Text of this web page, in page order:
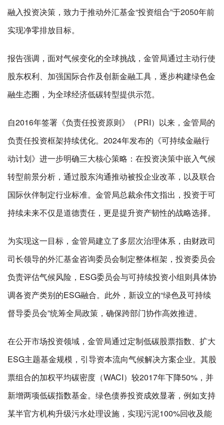
融入投资决策，致力于推动外汇基金“投资组合”于2050年前
实现净零排放目标。
报告强调，面对气候变化的全球挑战，金管局通过主动行使
股东权利、加强国际合作及创新金融工具，逐步构建绿色金
融生态圈，为全球经济低碳转型提供示范。
自2016年签署《负责任投资原则》（PRI）以来，金管局的
负责任投资框架持续优化。2024年发布的《可持续金融行
动计划》进一步明确三大核心策略：在投资决策中嵌入气候
转型前景分析，通过股东沟通推动被投企业改革，以及联合
国际伙伴制定行业标准。金管局总裁余伟文指出，投资于可
持续未来不仅是道德责任，更是提升资产韧性的战略选择。
为实现这一目标，金管局建立了多层次治理体系，由财政司
司长领导的外汇基金咨询委员会制定整体框架，投资委员会
负责评估气候风险，ESG委员会与可持续投资小组则具体协
调各资产类别的ESG融合。此外，新设立的“绿色及可持续
督导委员会”统筹全局政策，确保跨部门协作高效推进。
在公开市场投资领域，金管局通过定制低碳股票指数、扩大
ESG主题基金规模，引导资本流向气候解决方案企业。其股
票组合的加权平均碳密度（WACI）较2017年下降50%，并
新增两项低碳指数基金。绿色债券投资成效显著，例如支持
某半官方机构升级污水处理设施，实现污泥100%回收及能